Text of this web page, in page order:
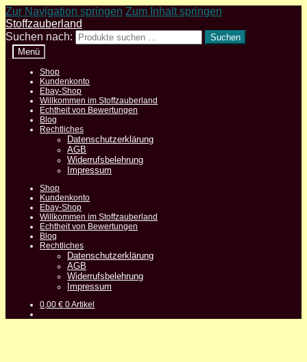
Zur Navigation springen Zum Inhalt springen
Stoffzauberland
Suchen nach:
Suchen
Menü
Shop
Kundenkonto
Ebay-Shop
Willkommen im Stoffzauberland
Echtheit von Bewertungen
Blog
Rechtliches
Datenschutzerklärung
AGB
Widerrufsbelehrung
Impressum
Shop
Kundenkonto
Ebay-Shop
Willkommen im Stoffzauberland
Echtheit von Bewertungen
Blog
Rechtliches
Datenschutzerklärung
AGB
Widerrufsbelehrung
Impressum
0,00€ 0 Artikel